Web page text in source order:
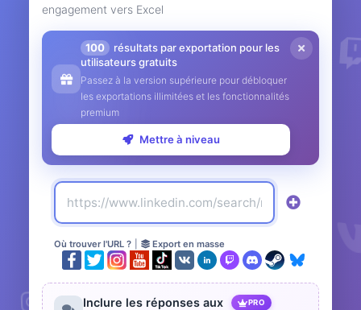
engagement vers Excel
100
résultats par exportation pour les
utilisateurs gratuits
Passez à la version supérieure pour débloquer
les exportations illimitées et les fonctionnalités
premium
Mettre à niveau
Où trouver l'URL ? Export en masse
Inclure les réponses aux
PRO